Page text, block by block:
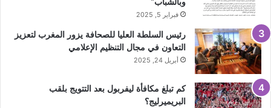
فبراير 5, 2025
رئيس السلطة العليا للصحافة يزور المغرب لتعزيز
التعاون في مجال التنظيم الإعلامي
أبريل 24, 2025
كم تبلغ مكافأة ليفربول بعد التتويج بلقب
البريميرليج؟